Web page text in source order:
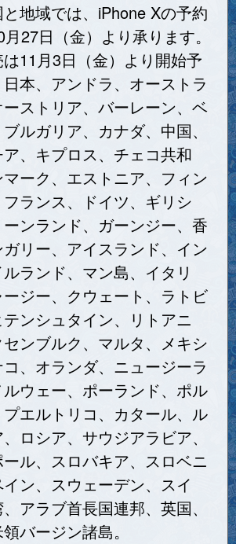
地域では、iPhone Xの予約
27日（金）より承ります。
11月3日（金）より開始予
本、アンドラ、オーストラ
ーストリア、バーレーン、ベ
ルガリア、カナダ、中国、
、キプロス、チェコ共和
ーク、エストニア、フィン
ランス、ドイツ、ギリシ
ーンランド、ガーンジー、香
リー、アイスランド、イン
ルランド、マン島、イタリ
ジー、クウェート、ラトビ
ンシュタイン、リトアニ
ンブルク、マルタ、メキシ
、オランダ、ニュージーラ
ウェー、ポーランド、ポル
プエルトリコ、カタール、ル
ロシア、サウジアラビア、
ル、スロバキア、スロベニ
ン、スウェーデン、スイ
アラブ首長国連邦、英国、
バージン諸島。